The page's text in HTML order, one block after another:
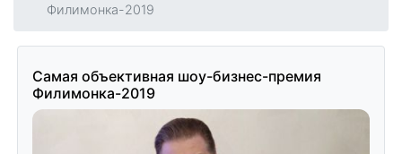
Филимонка-2019
Самая объективная шоу-бизнес-премия
Филимонка-2019